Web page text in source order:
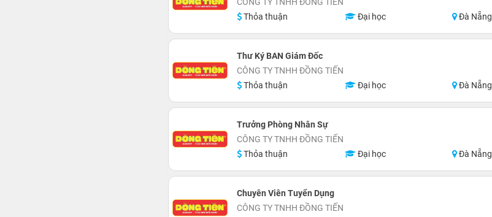
Thỏa thuận
Đại học Đà Nẵng
Thư Ký BAN Giám Đốc
CÔNG TY TNHH ĐỒNG TIẾN
Thỏa thuận
Đại học Đà Nẵng
Trưởng Phòng Nhân Sự
CÔNG TY TNHH ĐỒNG TIẾN
Thỏa thuận
Đại học Đà Nẵng
Chuyên Viên Tuyển Dụng
CÔNG TY TNHH ĐỒNG TIẾN